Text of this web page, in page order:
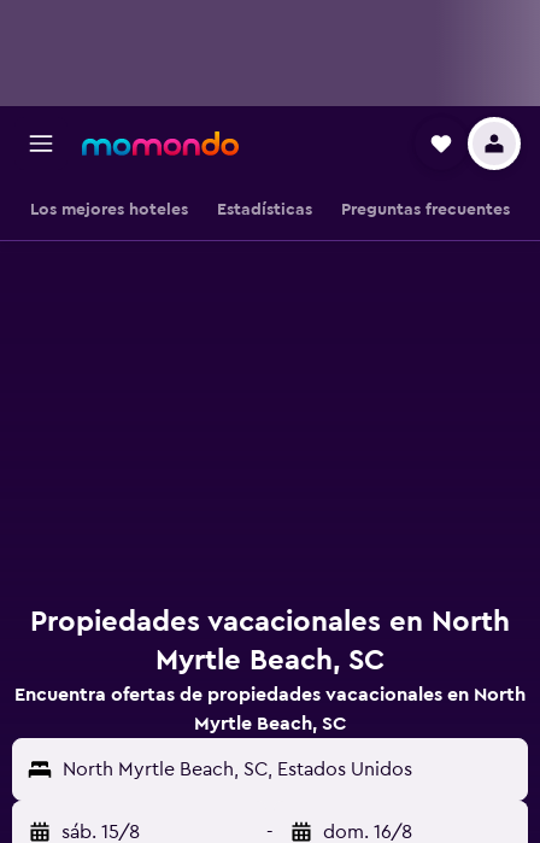
Los mejores hoteles Estadísticas Preguntas frecuentes
Propiedades vacacionales en North
Myrtle Beach, SC
Encuentra ofertas de propiedades vacacionales en North
Myrtle Beach, SC
North Myrtle Beach, SC, Estados Unidos
sáb. 15/8 - dom. 16/8